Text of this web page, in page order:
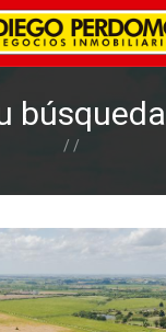
búsqueda
/ /